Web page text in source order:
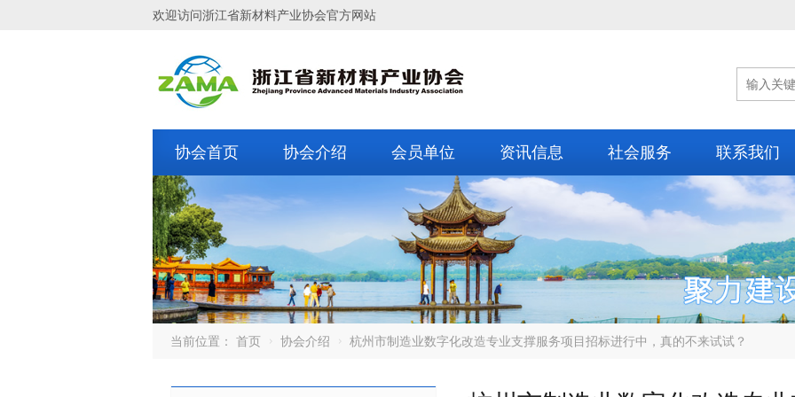
欢迎访问浙江省新材料产业协会官方网站
协会首页 协会介绍 会员单位 资讯信息 社会服务 联系我们
当前位置： 首页 协会介绍 杭州市制造业数字化改造专业支撑服务项目招标进行中，真的不来试试？